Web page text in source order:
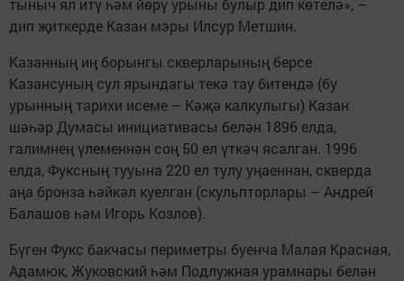
дип җиткерде Казан мэры Илсур Метшин.
Казанның иң борынгы скверларының берсе
Казансуның сул ярындагы текә тау битендә (бу
урынның тарихи исеме – Кәҗә калкулыгы) Казан
шәһәр Думасы инициативасы белән 1896 елда,
галимнең үлеменнән соң 50 ел үткәч ясалган. 1996
елда, Фуксның тууына 220 ел тулу уңаеннан, скверда
аңа бронза һәйкәл куелган (скульпторлары – Андрей
Балашов һәм Игорь Козлов).
Бүген Фукс бакчасы периметры буенча Малая Красная,
Адамюк, Жуковский һәм Подлужная урамнары белән